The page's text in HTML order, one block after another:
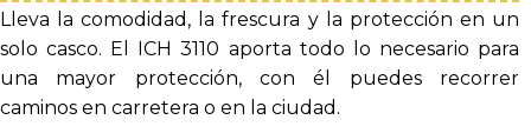
Lleva la comodidad, la frescura y la protección en un
solo casco. El ICH 3110 aporta todo lo necesario para
una mayor protección, con él puedes recorrer
caminos en carretera o en la ciudad.